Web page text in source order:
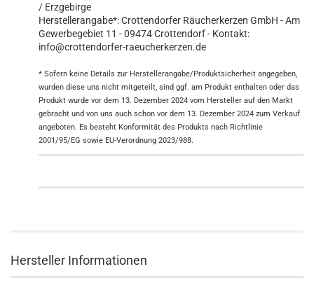
/ Erzgebirge
Herstellerangabe*: Crottendorfer Räucherkerzen GmbH - Am
Gewerbegebiet 11 - 09474 Crottendorf - Kontakt:
info@crottendorfer-raeucherkerzen.de
* Sofern keine Details zur Herstellerangabe/Produktsicherheit angegeben,
wurden diese uns nicht mitgeteilt, sind ggf. am Produkt enthalten oder das
Produkt wurde vor dem 13. Dezember 2024 vom Hersteller auf den Markt
gebracht und von uns auch schon vor dem 13. Dezember 2024 zum Verkauf
angeboten. Es besteht Konformität des Produkts nach Richtlinie
2001/95/EG sowie EU-Verordnung 2023/988.
Hersteller Informationen